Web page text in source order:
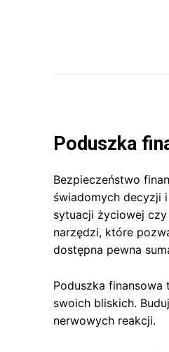
Poduszka
Bezpieczeństwo
świadomych decyzji
sytuacji życiowej
narzędzi, które
dostępna pewna
Poduszka
swoich bliskich.
nerwowych reakcji.